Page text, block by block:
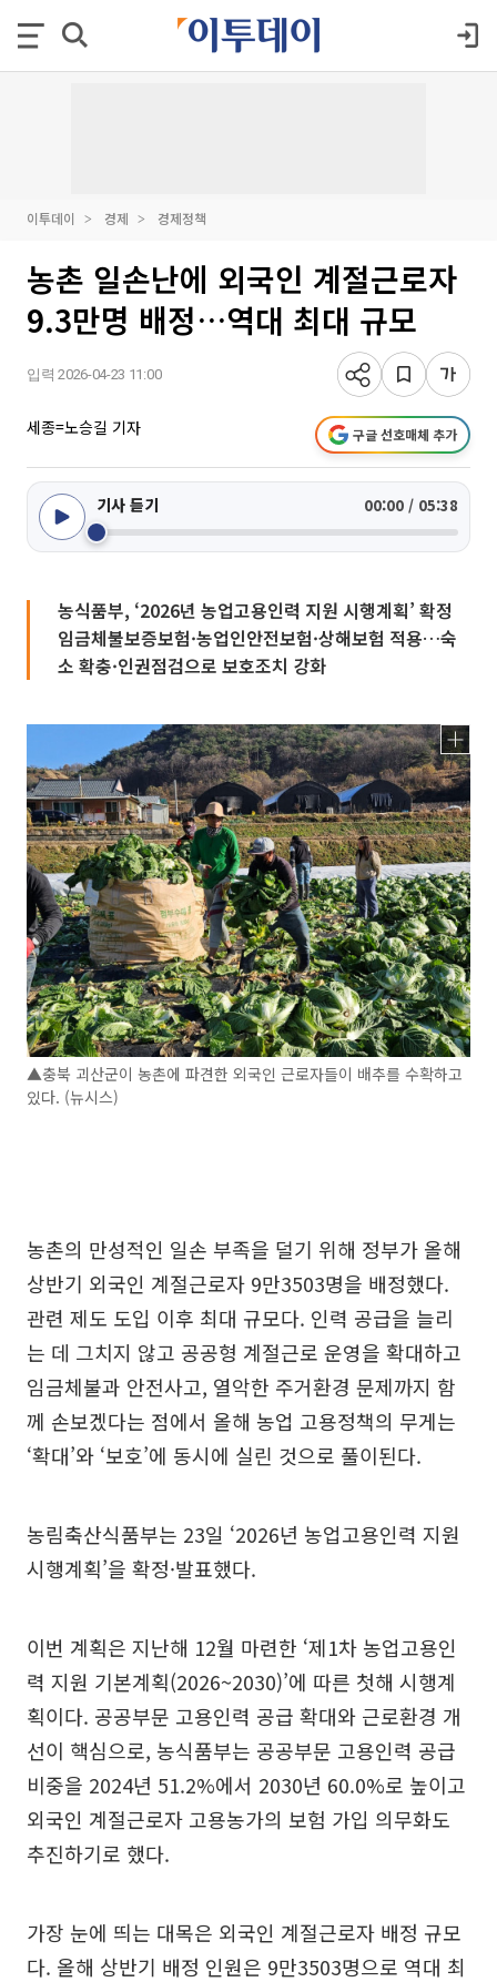
이투데이 경제 경제정책
농촌 일손난에 외국인 계절근로자
9.3만명 배정…역대 최대 규모
입력 2026-04-23 11:00
세종=노승길 기자 구글 선호매체 추가
기사 듣기 00:00 / 05:38
농식품부, ‘2026년 농업고용인력 지원 시행계획’ 확정
임금체불보증보험·농업인안전보험·상해보험 적용…숙
소 확충·인권점검으로 보호조치 강화
▲충북 괴산군이 농촌에 파견한 외국인 근로자들이 배추를 수확하고
있다. (뉴시스)
농촌의 만성적인 일손 부족을 덜기 위해 정부가 올해
상반기 외국인 계절근로자 9만3503명을 배정했다.
관련 제도 도입 이후 최대 규모다. 인력 공급을 늘리
는 데 그치지 않고 공공형 계절근로 운영을 확대하고
임금체불과 안전사고, 열악한 주거환경 문제까지 함
께 손보겠다는 점에서 올해 농업 고용정책의 무게는
‘확대’와 ‘보호’에 동시에 실린 것으로 풀이된다.
농림축산식품부는 23일 ‘2026년 농업고용인력 지원
시행계획’을 확정·발표했다.
이번 계획은 지난해 12월 마련한 ‘제1차 농업고용인
력 지원 기본계획(2026~2030)’에 따른 첫해 시행계
획이다. 공공부문 고용인력 공급 확대와 근로환경 개
선이 핵심으로, 농식품부는 공공부문 고용인력 공급
비중을 2024년 51.2%에서 2030년 60.0%로 높이고
외국인 계절근로자 고용농가의 보험 가입 의무화도
추진하기로 했다.
가장 눈에 띄는 대목은 외국인 계절근로자 배정 규모
다. 올해 상반기 배정 인원은 9만3503명으로 역대 최